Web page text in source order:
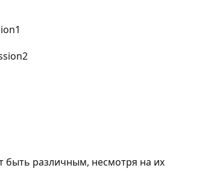
быть различным, несмотря на их